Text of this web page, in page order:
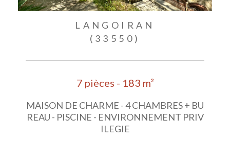
LANGOIRAN
(33550)
7 pièces - 183 m²
MAISON DE CHARME - 4 CHAMBRES + BU
REAU - PISCINE - ENVIRONNEMENT PRIV
ILEGIE